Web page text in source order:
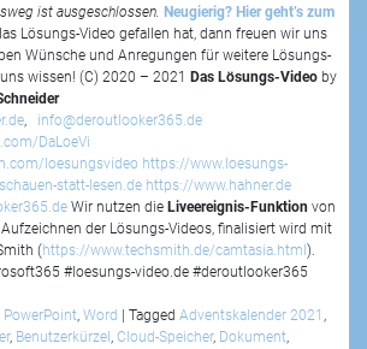
ist ausgeschlossen. Neugierig? Hier geht’s zum
Lösungs-Video gefallen hat, dann freuen wir uns
Wünsche und Anregungen für weitere Lösungs-
wissen! (C) 2020 – 2021 Das Lösungs-Video by
, info@deroutlooker365.de
DaLoeVi
loesungsvideo https://www.loesungs-
statt-lesen.de https://www.hahner.de
Wir nutzen die Liveereignis-Funktion von
der Lösungs-Videos, finalisiert wird mit
(https://www.techsmith.de/camtasia.html).
#loesungs-video.de #deroutlooker365
PowerPoint, Word | Tagged Adventskalender 2021 ,
, Benutzerkürzel, Cloud-Speicher, Dokument,